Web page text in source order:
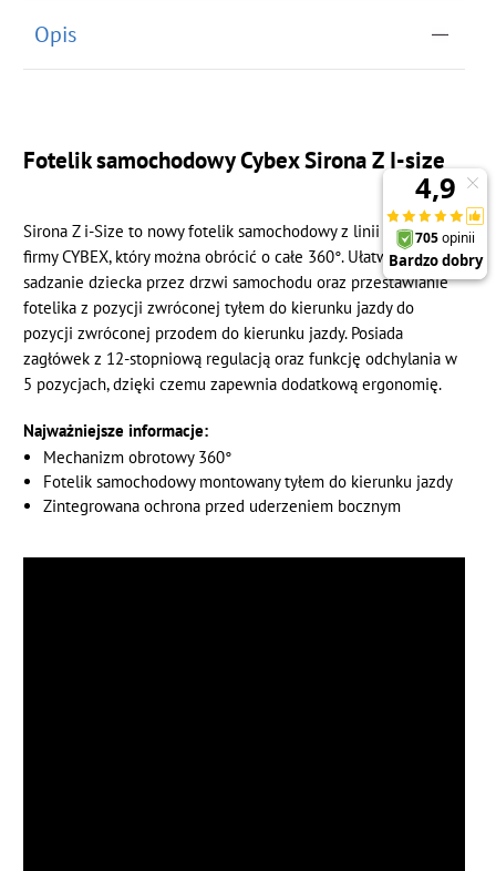
Opis
Fotelik samochodowy Cybex Sirona Z I-size
Sirona Z i-Size to nowy fotelik samochodowy z linii Z-Line
firmy CYBEX, który można obrócić o całe 360°. Ułatwia
sadzanie dziecka przez drzwi samochodu oraz przestawianie
fotelika z pozycji zwróconej tyłem do kierunku jazdy do
pozycji zwróconej przodem do kierunku jazdy. Posiada
zagłówek z 12-stopniową regulacją oraz funkcję odchylania w
5 pozycjach, dzięki czemu zapewnia dodatkową ergonomię.
Najważniejsze informacje:
Mechanizm obrotowy 360°
Fotelik samochodowy montowany tyłem do kierunku jazdy
Zintegrowana ochrona przed uderzeniem bocznym